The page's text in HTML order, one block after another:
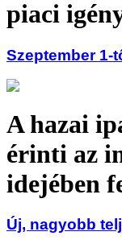
piaci
Szeptember 1-
A hazai
érinti az
idejében
Új, nagyobb